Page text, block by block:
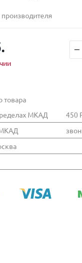
производителя
товара
МКАД
450